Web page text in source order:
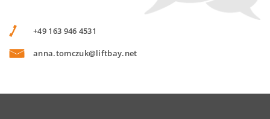
+49 163 946 4531
anna.tomczuk@liftbay.net